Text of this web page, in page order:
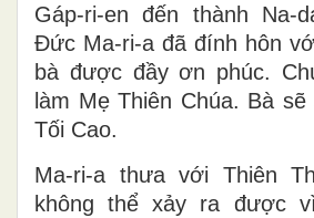
Gáp-ri-en đến thành Na-
Đức Ma-ri-a đã đính hôn
bà được đầy ơn phúc.
làm Mẹ Thiên Chúa. Bà
Tối Cao.
Ma-ri-a thưa với Thiên
không thể xảy ra được